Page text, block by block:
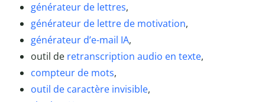
générateur de lettres,
générateur de lettre de motivation,
générateur d’e-mail IA,
outil de retranscription audio en texte,
compteur de mots,
outil de caractère invisible,